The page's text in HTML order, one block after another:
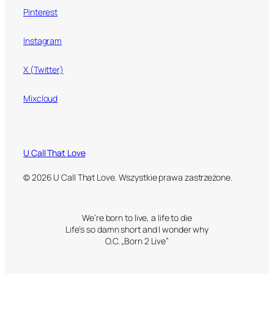
Pinterest
Instagram
X (Twitter)
Mixcloud
U Call That Love
© 2026 U Call That Love. Wszystkie prawa zastrzeżone.
We’re born to live, a life to die
Life’s so damn short and I wonder why
O.C. „Born 2 Live”